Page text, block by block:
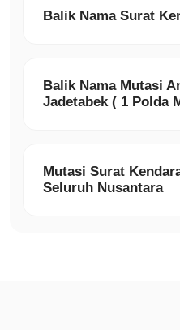
Balik Nama Surat
Balik Nama Mutasi
Jadetabek ( 1 Polda
Mutasi Surat
Seluruh Nusantara